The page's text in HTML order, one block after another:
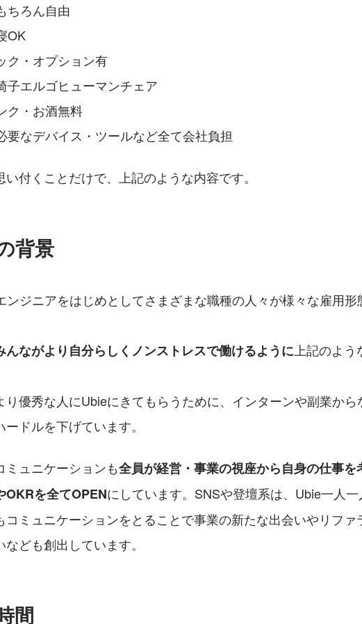
ちろん自由
OK
ク・オプション有
子エルゴヒューマンチェア
ク・お酒無料
要なデバイス・ツールなど全て会社負担
い付くことだけで、上記のような内容です。
背景
ンジニアをはじめとしてさまざまな職種の人々が様々な雇用形
んながより自分らしくノンストレスで働けるように 上記のよ
り優秀な人にUbieにきてもらうために、インターンや副業から
ードルを下げています。
ミュニケーションも全員が経営・事業の視座から自身の仕事を
OKRを全てOPENにしています。SNSや登壇系は、Ubie一人
コミュニケーションをとることで事業の新たな出会いやリファ
なども創出しています。
間